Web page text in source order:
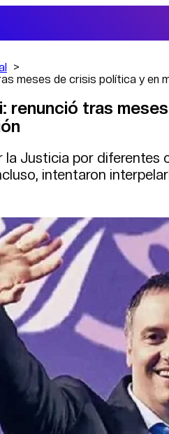
meses de crisis política y en
renunció tras
Justicia por diferentes
intentaron